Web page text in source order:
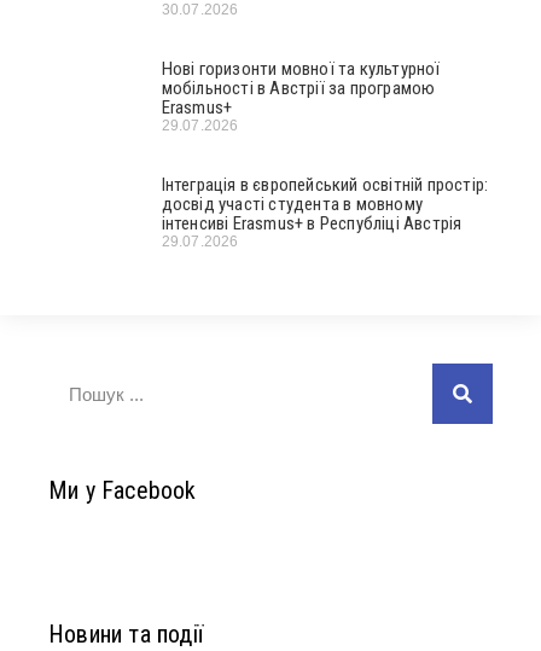
30.07.2026
Нові горизонти мовної та культурної
мобільності в Австрії за програмою
Erasmus+
29.07.2026
Інтеграція в європейський освітній простір:
досвід участі студента в мовному
інтенсиві Erasmus+ в Республіці Австрія
29.07.2026
Ми у Facebook
Новини та події